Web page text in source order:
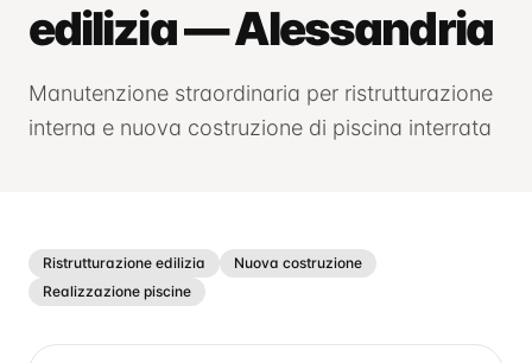
edilizia — Alessandria
Manutenzione straordinaria per ristrutturazione
interna e nuova costruzione di piscina interrata
Ristrutturazione edilizia
Nuova costruzione
Realizzazione piscine